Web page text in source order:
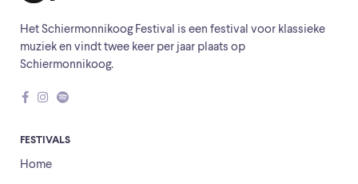
Het Schiermonnikoog Festival is een festival voor klassieke
muziek en vindt twee keer per jaar plaats op
Schiermonnikoog.
FESTIVALS
Home